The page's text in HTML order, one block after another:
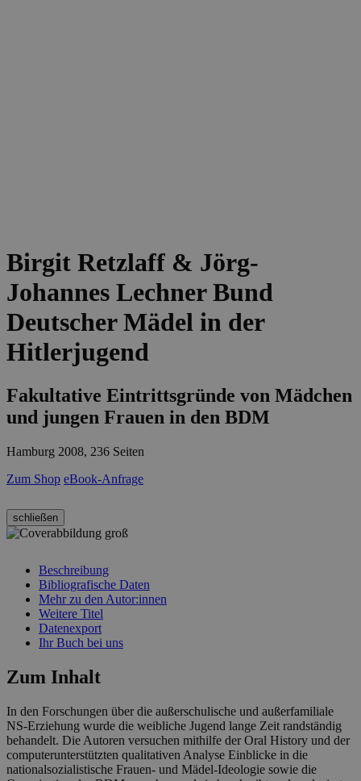
Birgit Retzlaff & Jörg-
Johannes LechnerBund
Deutscher Mädel in der
Hitlerjugend
Fakultative Eintrittsgründe von Mädchen
und jungen Frauen in den BDM
Hamburg 2008, 236 Seiten
Zum Shop eBook-Anfrage
schließen
Beschreibung
Bibliografische Daten
Mehr zu den Autor:innen
Weitere Titel
Datenexport
Ihr Buch bei uns
Zum Inhalt
In den Forschungen über die außerschulische und außerfamiliale
NS-Erziehung wurde die weibliche Jugend lange Zeit randständig
behandelt. Die Autoren versuchen mithilfe der Oral History und der
computerunterstützten qualitativen Analyse Einblicke in die
nationalsozialistische Frauen- und Mädel-Ideologie sowie die